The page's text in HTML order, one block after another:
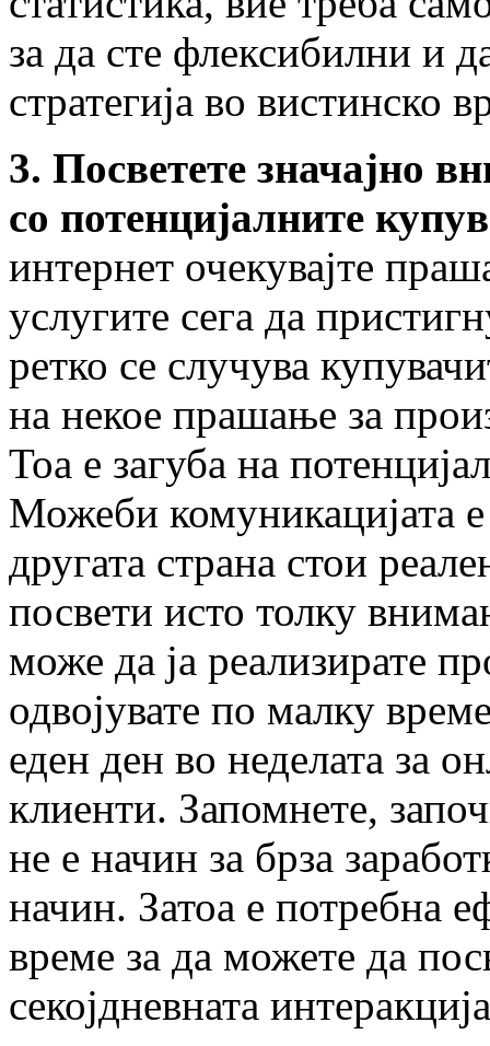
за да сте флексибилни и
стратегија во вистинско
3. Посветете значајно
со потенцијалните
интернет очекувајте
услугите сега да
ретко се случува
на некое прашање за
Тоа е загуба на
Можеби комуникацијата
другата страна стои
посвети исто толку
може да ја реализирате
одвојувате по малку
еден ден во неделата за
клиенти. Запомнете,
не е начин за брза
начин. Затоа е потребна
време за да можете да
секојдневната